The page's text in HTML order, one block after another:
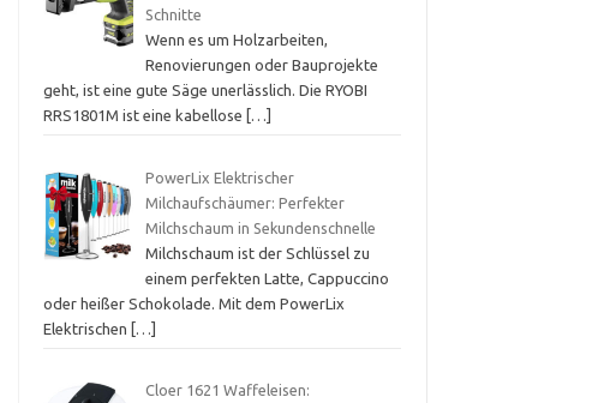
Schnitte
Wenn es um Holzarbeiten,
Renovierungen oder Bauprojekte
geht, ist eine gute Säge unerlässlich. Die RYOBI
RRS1801M ist eine kabellose
[…]
PowerLix Elektrischer
Milchaufschäumer: Perfekter
Milchschaum in Sekundenschnelle
Milchschaum ist der Schlüssel zu
einem perfekten Latte, Cappuccino
oder heißer Schokolade. Mit dem PowerLix
Elektrischen
[…]
Cloer 1621 Waffeleisen: